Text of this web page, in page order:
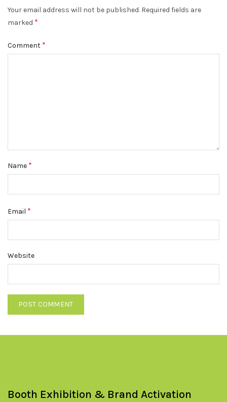
Your email address will not be published. Required fields are
marked *
Comment *
Name *
Email *
Website
Booth Exhibition & Brand Activation